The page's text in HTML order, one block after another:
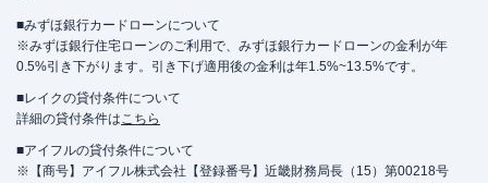
■みずほ銀行カードローンについて
※みずほ銀行住宅ローンのご利用で、みずほ銀行カードローンの金利が年
0.5%引き下がります。引き下げ適用後の金利は年1.5%~13.5%です。
■レイクの貸付条件について
詳細の貸付条件はこちら
■アイフルの貸付条件について
※【商号】アイフル株式会社【登録番号】近畿財務局長（15）第00218号